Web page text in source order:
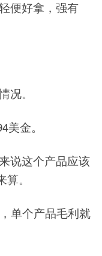
便好拿，强有
况。
金。
说这个产品应该
。
单个产品毛利就